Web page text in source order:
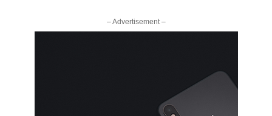
– Advertisement –